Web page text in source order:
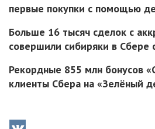
первые покупки с помощью
Больше 16 тысяч сделок с
совершили сибиряки в Сбере
Рекордные 855 млн бонусов
клиенты Сбера на «Зелёный